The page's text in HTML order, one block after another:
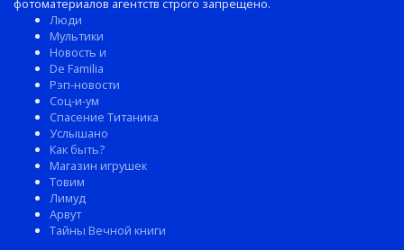
фотоматериалов агентств строго запрещено.
Люди
Мультики
Новость и
De Familia
Рэп-новости
Соц-и-ум
Спасение Титаника
Услышано
Как быть?
Магазин игрушек
Товим
Лимуд
Арвут
Тайны Вечной книги